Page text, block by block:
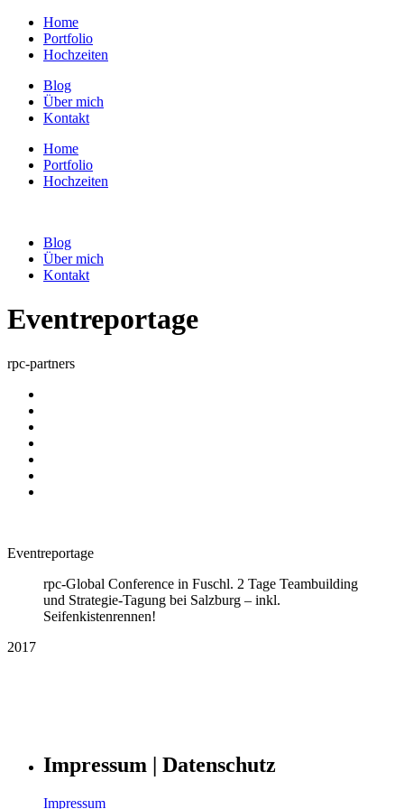
Home
Portfolio
Hochzeiten
Blog
Über mich
Kontakt
Home
Portfolio
Hochzeiten
Blog
Über mich
Kontakt
Eventreportage
rpc-partners
Eventreportage
rpc-Global Conference in Fuschl. 2 Tage Teambuilding
und Strategie-Tagung bei Salzburg – inkl.
Seifenkistenrennen!
2017
Impressum | Datenschutz
Impressum